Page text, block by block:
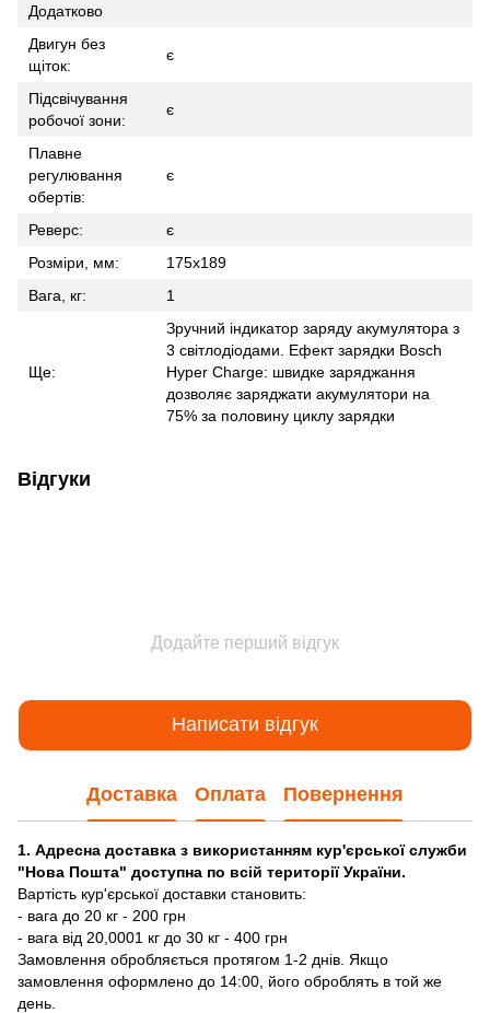
Додатково
Двигун без
щіток:
є
Підсвічування
робочої зони:
є
Плавне
регулювання
обертів:
є
Реверс:
є
Розміри, мм:
175х189
Вага, кг:
1
Ще:
Зручний індикатор заряду акумулятора з
3 світлодіодами. Ефект зарядки Bosch
Hyper Charge: швидке заряджання
дозволяє заряджати акумулятори на
75% за половину циклу зарядки
Відгуки
Додайте перший відгук
Написати відгук
Доставка Оплата Повернення
1. Адресна доставка з використанням кур'єрської служби
"Нова Пошта" доступна по всій території України.
Вартість кур'єрської доставки становить:
- вага до 20 кг - 200 грн
- вага від 20,0001 кг до 30 кг - 400 грн
Замовлення обробляється протягом 1-2 днів. Якщо
замовлення оформлено до 14:00, його оброблять в той же
день.